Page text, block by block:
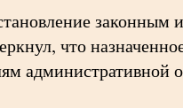
законным
что
административной